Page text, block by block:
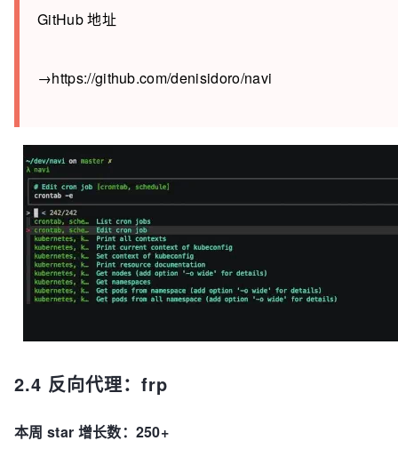
GitHub 地址
→https://github.com/denisidoro/navi
2.4 反向代理：frp
本周 star 增长数：250+